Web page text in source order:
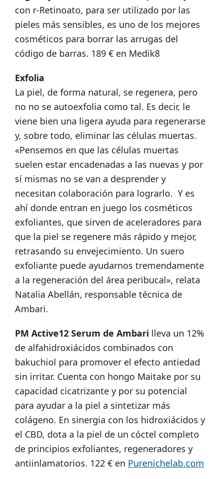
con r-Retinoato, para ser utilizado por las
pieles más sensibles, es uno de los mejores
cosméticos para borrar las arrugas del
código de barras. 189 € en Medik8
Exfolia
La piel, de forma natural, se regenera, pero
no no se autoexfolia como tal. Es decir, le
viene bien una ligera ayuda para regenerarse
y, sobre todo, eliminar las células muertas.
«Pensemos en que las células muertas
suelen estar encadenadas a las nuevas y por
sí mismas no se van a desprender y
necesitan colaboración para lograrlo. Y es
ahí donde entran en juego los cosméticos
exfoliantes, que sirven de aceleradores para
que la piel se regenere más rápido y mejor,
retrasando su envejecimiento. Un suero
exfoliante puede ayudarnos tremendamente
a la regeneración del área peribucal», relata
Natalia Abellán, responsable técnica de
Ambari.
PM Active12 Serum de Ambari lleva un 12%
de alfahidroxiácidos combinados con
bakuchiol para promover el efecto antiedad
sin irritar. Cuenta con hongo Maitake por su
capacidad cicatrizante y por su potencial
para ayudar a la piel a sintetizar más
colágeno. En sinergia con los hidroxiácidos y
el CBD, dota a la piel de un cóctel completo
de principios exfoliantes, regeneradores y
antiinlamatorios. 122 € en Purenichelab.com